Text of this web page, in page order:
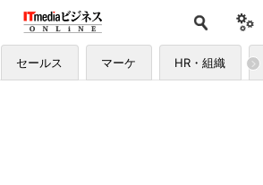
セールス マーケ HR・組織